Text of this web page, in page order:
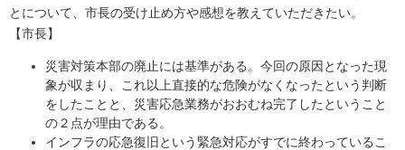
とについて、市長の受け止め方や感想を教えていただきたい。
【市長】
災害対策本部の廃止には基準がある。今回の原因となった現
象が収まり、これ以上直接的な危険がなくなったという判断
をしたことと、災害応急業務がおおむね完了したということ
の２点が理由である。
インフラの応急復旧という緊急対応がすでに終わっているこ